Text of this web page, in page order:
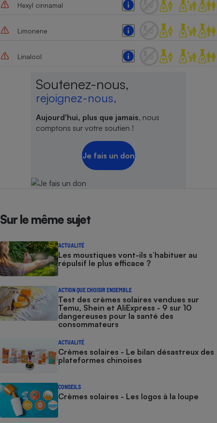
Hexyl cinnamal
Limonene
Linalool
Soutenez-nous,
rejoignez-nous,
Aujourd'hui, plus que jamais, nous
comptons sur votre soutien !
Je fais un don
Sur le même sujet
ACTUALITÉ
Les moustiques vont-ils s’habituer au
répulsif le plus efficace ?
ACTION QUE CHOISIR ENSEMBLE
Test des crèmes solaires vendues sur
Temu, Shein et AliExpress - 9 sur 10
dangereuses pour la santé des
consommateurs
ACTUALITÉ
Crèmes solaires - Le bilan désastreux des
plateformes chinoises
CONSEILS
Crèmes solaires - Les logos à la loupe